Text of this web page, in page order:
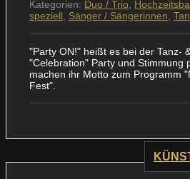
Kategorien: Duo / Trio
speziell
Sänger / Sängerinnen
"Party ON!" heißt es bei der Tanz-
"Celebration" Party und Stimmung
machen ihr Motto zum Programm
Fest".